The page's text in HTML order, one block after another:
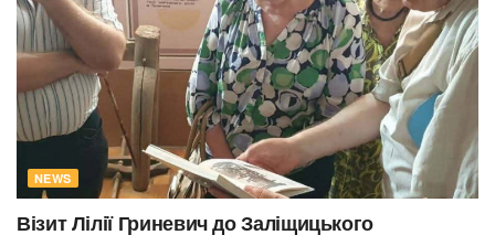
NEWS
Візит Лілії Гриневич до Заліщицького